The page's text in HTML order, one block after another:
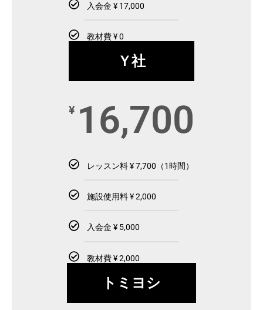
入会金 ¥ 17,000
教材費 ¥ 0
Ｙ社
¥ 16,700
レッスン料 ¥ 7,700（1時間）
施設使用料 ¥ 2,000
入会金 ¥ 5,000
教材費 ¥ 2,000
トミヨシ